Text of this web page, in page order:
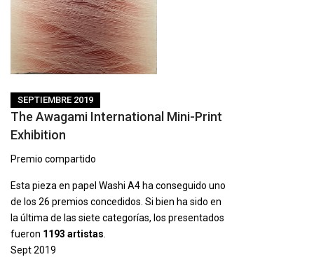
SEPTIEMBRE 2019
The Awagami International Mini-Print
Exhibition
Premio compartido
Esta pieza en papel Washi A4 ha conseguido uno
de los 26 premios concedidos. Si bien ha sido en
la última de las siete categorías, los presentados
fueron 1193 artistas
Sept 2019